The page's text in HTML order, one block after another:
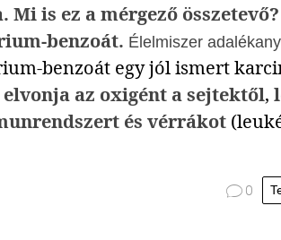
Mi is ez a mérgező
benzoát. Élelmiszer
benzoát egy jól ismert
elvonja az oxigént a sejtektől,
és vérrákot
 0